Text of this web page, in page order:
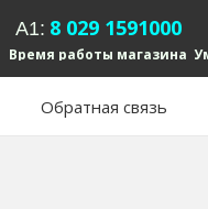
А1: 8 029 1591000
Время работы магазина
вых
Обратная связь